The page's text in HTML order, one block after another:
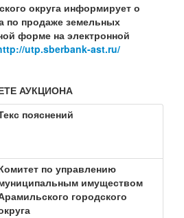
округа информирует о
по продаже земельных
форме на электронной
utp.sberbank-ast.ru/
АУКЦИОНА
пояснений
по управлению
имуществом
городского